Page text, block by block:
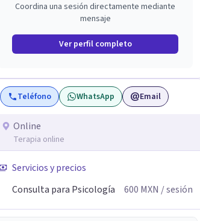
Coordina una sesión directamente mediante
mensaje
Ver perfil completo
Teléfono WhatsApp Email
Online
Terapia online
Servicios y precios
Consulta para Psicología
600 MXN / sesión